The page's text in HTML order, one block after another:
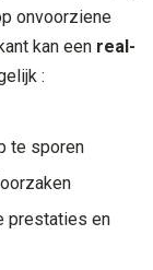
onvoorziene
kan een real-
:
te sporen
prestaties en